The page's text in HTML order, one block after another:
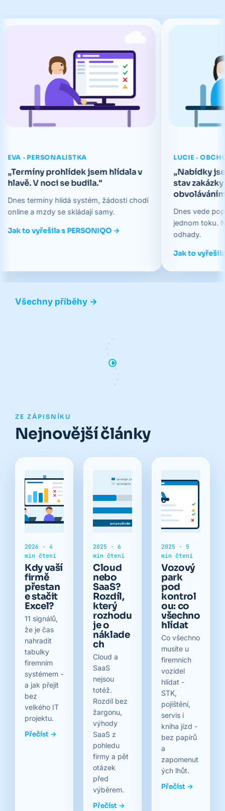
prohlídek jsem hlídala v
noci se budila."
hlídá systém, žádosti chodí
mzdy se skládají samy.
s PERSONIQO →
LUCIE · OBCHODNICE
„Nabídky jsem
stav zakázky
obvoláváním."
Dnes vede poptávky,
jednom toku. Na
Jak to vyřešila s IS
Všechny příběhy →
ZE ZÁPISNÍKU
Nejnovější články
2026 · 4
min čtení
Kdy vaší
firmě
přestan
e stačit
Excel?
11 signálů,
že je čas
nahradit
tabulky
firemním
systémem -
a jak přejít
bez
velkého IT
projektu.
Přečíst →
2025 · 6
min čtení
Cloud
nebo
SaaS?
Rozdíl,
který
rozhodu
je o
náklade
ch
Cloud a
SaaS
nejsou
totéž.
Rozdíl bez
žargonu,
výhody
SaaS z
pohledu
firmy a pět
otázek
před
výběrem.
Přečíst →
2025 · 5
min čtení
Vozový
park
pod
kontrol
ou: co
všechno
hlídat
Co všechno
musíte u
firemních
vozidel
hlídat -
STK,
pojištění,
servis i
kniha jízd -
bez papírů
a
zapomenut
ých lhůt.
Přečíst →